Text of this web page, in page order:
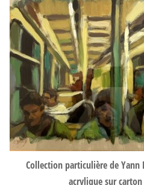
Collection particulière de Yann
acrylique sur carton